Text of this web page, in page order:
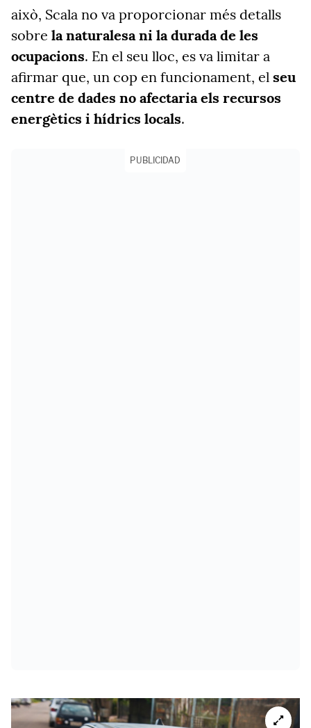
això, Scala no va proporcionar més detalls
sobre la naturalesa ni la durada de les
ocupacions. En el seu lloc, es va limitar a
afirmar que, un cop en funcionament, el seu
centre de dades no afectaria els recursos
energètics i hídrics locals.
PUBLICIDAD